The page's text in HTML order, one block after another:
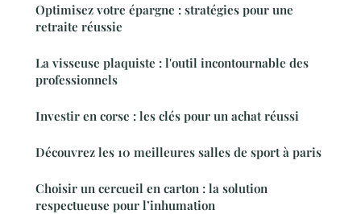
Optimisez votre épargne : stratégies pour une
retraite réussie
La visseuse plaquiste : l'outil incontournable des
professionnels
Investir en corse : les clés pour un achat réussi
Découvrez les 10 meilleures salles de sport à paris
Choisir un cercueil en carton : la solution
respectueuse pour l’inhumation